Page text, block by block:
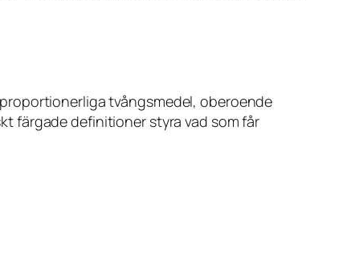
tvångsmedel, oberoende
färgade definitioner styra vad som får